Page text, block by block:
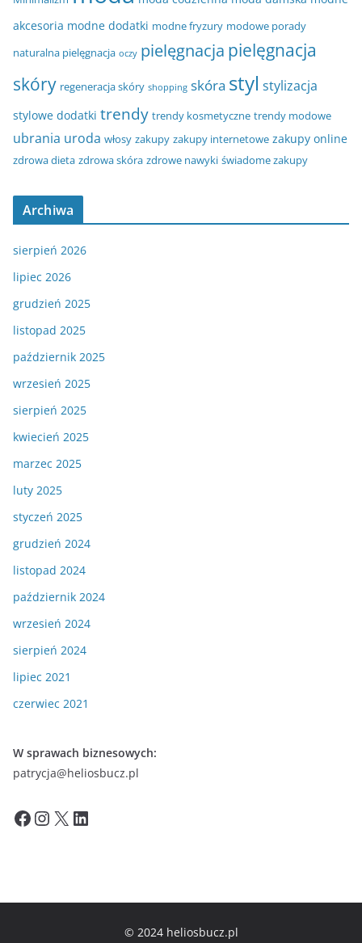
akcesoria modne dodatki modne fryzury modowe porady
naturalna pielęgnacja oczy pielęgnacja pielęgnacja
skóry regeneracja skóry shopping skóra styl stylizacja
stylowe dodatki trendy trendy kosmetyczne trendy modowe
ubrania uroda włosy zakupy zakupy internetowe zakupy online
zdrowa dieta zdrowa skóra zdrowe nawyki świadome zakupy
Archiwa
sierpień 2026
lipiec 2026
grudzień 2025
listopad 2025
październik 2025
wrzesień 2025
sierpień 2025
kwiecień 2025
marzec 2025
luty 2025
styczeń 2025
grudzień 2024
listopad 2024
październik 2024
wrzesień 2024
sierpień 2024
lipiec 2021
czerwiec 2021
W sprawach biznesowych:
patrycja@heliosbucz.pl
Facebook InstagramX LinkedIn
© 2024 heliosbucz.pl